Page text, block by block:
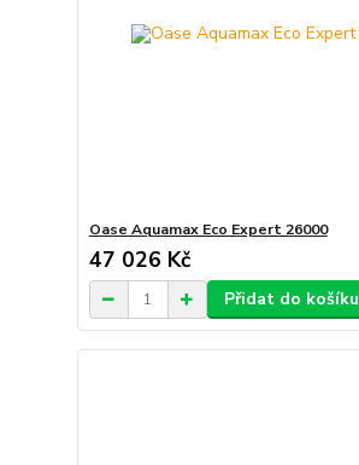
Oase Aquamax Eco Expert 26000
47 026 Kč
Přidat do košíku